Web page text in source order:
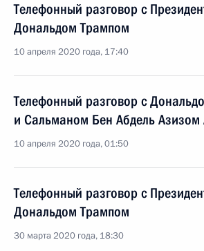
Телефонный разговор с
Дональдом Трампом
10 апреля 2020 года, 17:40
Телефонный разговор с
и Сальманом Бен Абдель Азизом
10 апреля 2020 года, 01:50
Телефонный разговор с
Дональдом Трампом
30 марта 2020 года, 18:30